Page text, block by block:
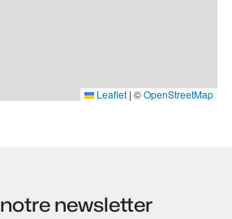
Leaflet | ©OpenStreetMap
newsletter